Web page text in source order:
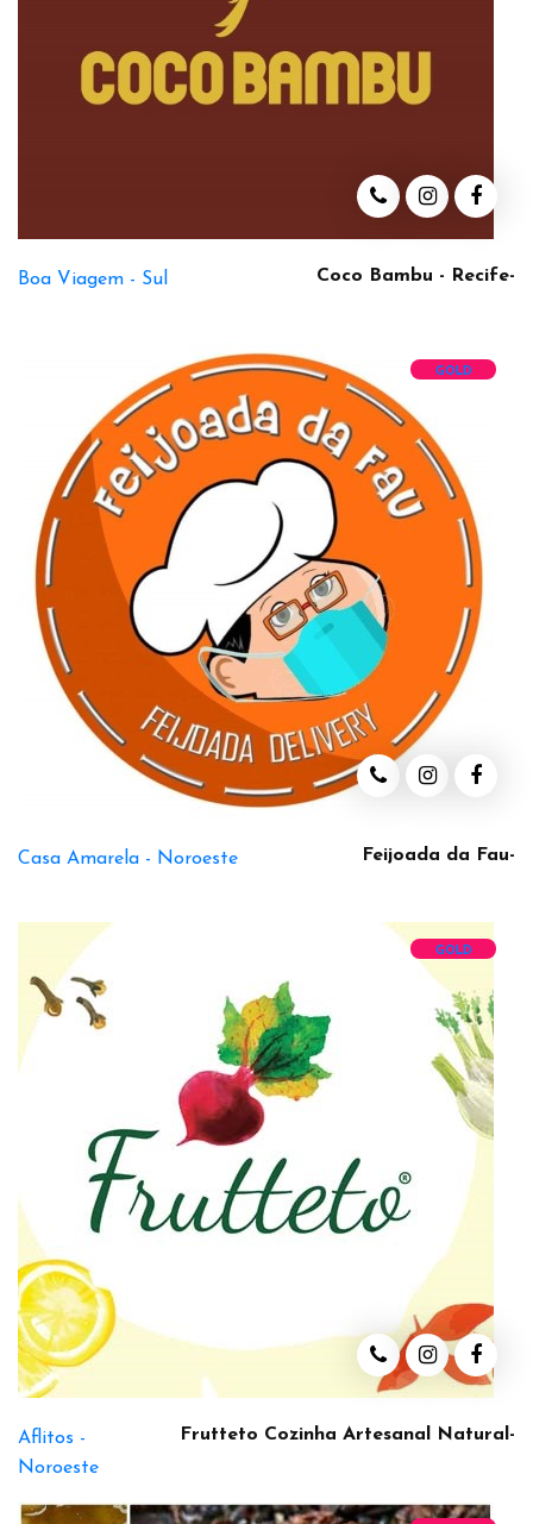
Coco Bambu - Recife-
Boa Viagem - Sul
GOLD
Feijoada da Fau-
Casa Amarela - Noroeste
GOLD
Frutteto Cozinha Artesanal Natural-
Aflitos -
Noroeste